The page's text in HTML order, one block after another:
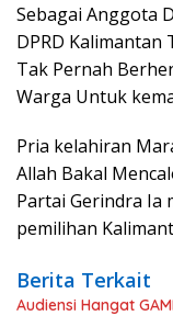
Sebagai Anggota
DPRD Kalimantan
Tak Pernah
Warga Untuk
Pria kelahiran
Allah Bakal
Partai Gerindra Ia
pemilihan
Berita Terkait
Audiensi Hangat